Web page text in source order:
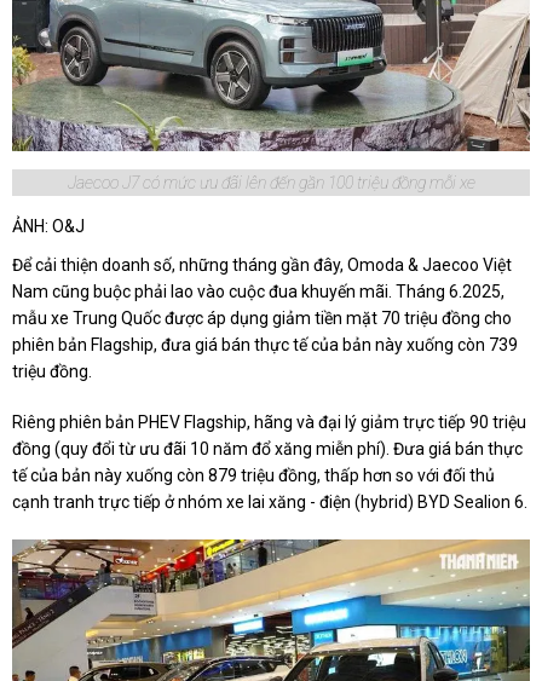
Jaecoo J7 có mức ưu đãi lên đến gần 100 triệu đồng mỗi xe
ẢNH: O&J
Để cải thiện doanh số, những tháng gần đây, Omoda & Jaecoo Việt
Nam cũng buộc phải lao vào cuộc đua khuyến mãi. Tháng 6.2025,
mẫu xe Trung Quốc được áp dụng giảm tiền mặt 70 triệu đồng cho
phiên bản Flagship, đưa giá bán thực tế của bản này xuống còn 739
triệu đồng.
Riêng phiên bản PHEV Flagship, hãng và đại lý giảm trực tiếp 90 triệu
đồng (quy đổi từ ưu đãi 10 năm đổ xăng miễn phí). Đưa giá bán thực
tế của bản này xuống còn 879 triệu đồng, thấp hơn so với đối thủ
cạnh tranh trực tiếp ở nhóm xe lai xăng - điện (hybrid) BYD Sealion 6.